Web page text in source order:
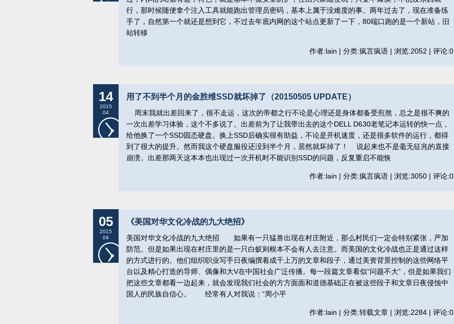
行，那时候随便拿个注入工具就能跑出管理员密码，基本上属于没难度的事。两年过去了，现在准备练
手了，自然第一个就还是想到它，不过去年底内网的这个站点更新了一下，80端口跑的是一个新站，旧
站转移
作者:lain | 分类:疯言疯语 | 浏览:2052 | 评论:0
14
2015
04
用了不到半个月的金胜维SSD就坏掉了（20150505 UPDATE）
周末我就出差回来了，很不走运，这次的帝都之行不论是心理还是身体都备受煎熬，总之是很不爽的
一次出差学习体验，这个不多说了。出差前为了让我带出去的这个DELL D630老笔记本运转的快一点，
给他换了一个SSD固态硬盘。换上SSD后确实很有助益，不论是开机速度，还是很多软件的运行，都得
到了很大的提升。然而我这个硬盘服役还没到半个月，居然就坏掉了！ 说起来也不是毫无征兆的直接
崩溃。出差那两天这本本也出现过一次开机时不能识别SSD的问题，反复重启不能恢
作者:lain | 分类:疯言疯语 | 浏览:3050 | 评论:0
05
2015
04
《美国对华文化冷战的九大绝招》
美国对华文化冷战的九大绝招 如果有一只猛兽出现在村庄附近，那么村民们一定会特别紧张，严加
防范。但是如果出现在村庄里的是一只白蚁则根本不会有人去注意。而美国的文化冷战也正是通过这样
的方式进行的。他们组织职业写手日夜编撰着成千上万的文章和段子，通过美资背景控制的这些网络平
台以及精心打造的导师、偶像和大V在中国社会广泛传播。每一段篇文章看似“问题不大”，但是如果我们
把这些文章都看一边起来，就会发现我们社会的方方面面和道德基础正在被这些段子和文章日夜侵蚀中
国人的民族自信心。 经常有人对我说：“周小平
作者:lain | 分类:转载文章 | 浏览:2284 | 评论:0